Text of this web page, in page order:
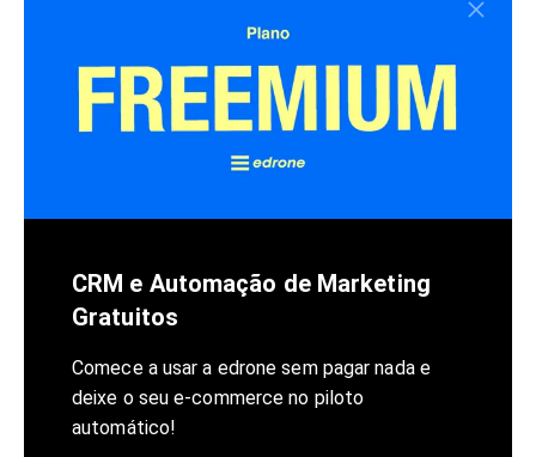
CRM e Automação de Marketing
Gratuitos
Comece a usar a edrone sem pagar nada e
deixe o seu e-commerce no piloto
automático!